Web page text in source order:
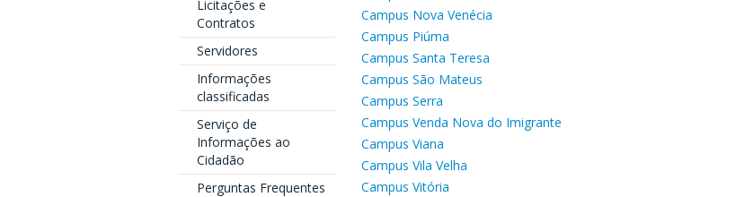
Licitações e
Contratos
Servidores
Informações
classificadas
Serviço de
Informações ao
Cidadão
Perguntas Frequentes
Campus Nova Venécia
Campus Piúma
Campus Santa Teresa
Campus São Mateus
Campus Serra
Campus Venda Nova do Imigrante
Campus Viana
Campus Vila Velha
Campus Vitória